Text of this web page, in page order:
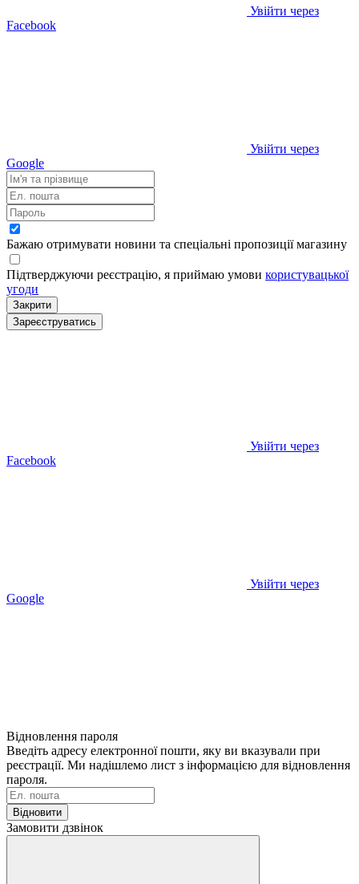
Увійти через
Facebook
Увійти через
Google
Бажаю отримувати новини та спеціальні пропозиціїмагазину
Підтверджуючи реєстрацію, я приймаю умови користувацької
угоди
Закрити
Зареєструватись
Увійти через
Facebook
Увійти через
Google
Відновлення пароля
Введіть адресу електронної пошти, яку ви вказували при
реєстрації. Ми надішлемо лист з інформацією для відновлення
пароля.
Відновити
Замовити дзвінок